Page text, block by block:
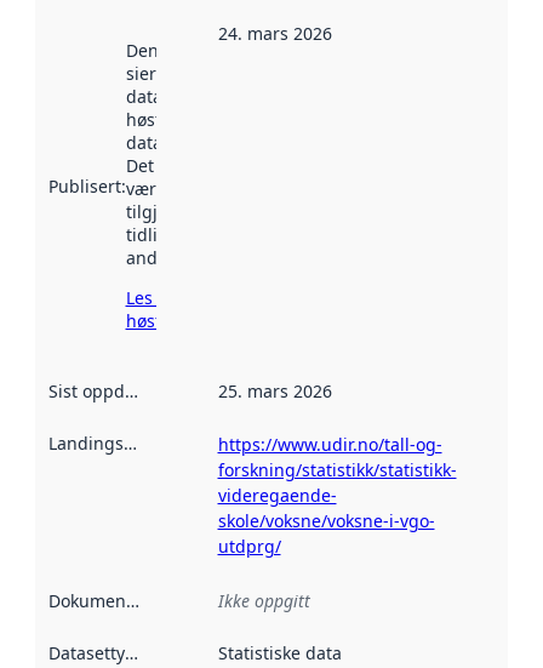
Publisert:
Denne datoen
sier når
datasettet ble
høstet av
data.norge.no.
Det kan ha
vært
tilgjengelig
tidligere
andre steder.
Les mer om
høsting her
24. mars 2026
Sist oppdatert 25. mars 2026
Landingsside
https://www.udir.no/tall-og-
forskning/statistikk/statistikk-
videregaende-
skole/voksne/voksne-i-vgo-
utdprg/
Dokumentasjon Ikke oppgitt
Datasettype Statistiske data